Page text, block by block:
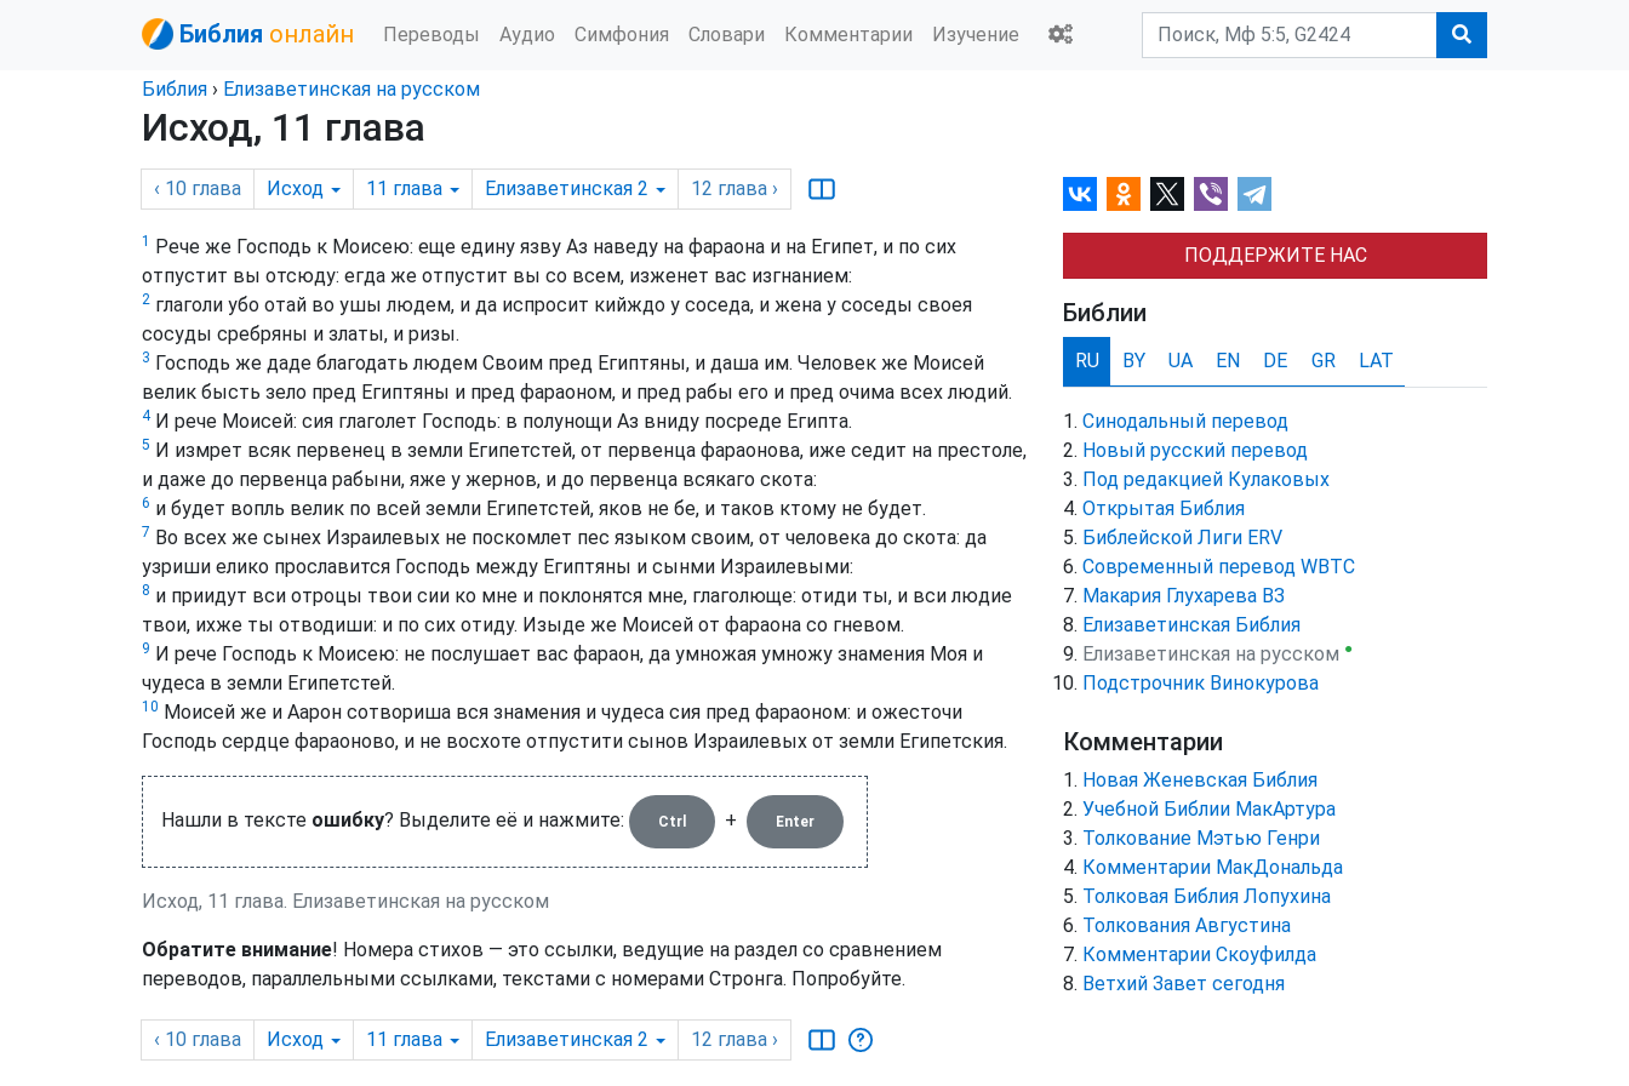
Библия онлайн Переводы Аудио Симфония Словари Комментарии Изучение
Библия › Елизаветинская на русском
Исход, 11 глава
‹ 10 глава Исход 11 глава Елизаветинская 2 12 глава ›
1 Рече же Господь к Моисею: еще едину язву Аз наведу на фараона и на Египет, и по сих
отпустит вы отсюду: егда же отпустит вы со всем, изженет вас изгнанием:
2 глаголи убо отай во ушы людем, и да испросит кийждо у соседа, и жена у соседы своея
сосуды сребряны и златы, и ризы.
3 Господь же даде благодать людем Своим пред Египтяны, и даша им. Человек же Моисей
велик бысть зело пред Египтяны и пред фараоном, и пред рабы его и пред очима всех людий.
4И рече Моисей: сия глаголет Господь: в полунощи Аз вниду посреде Египта.
5 И измрет всяк первенец в земли Египетстей, от первенца фараонова, иже седит на престоле,
и даже до первенца рабыни, яже у жернов, и до первенца всякаго скота:
6 и будет вопль велик по всей земли Египетстей, яков не бе, и таков ктому не будет.
7 Во всех же сынех Израилевых не поскомлет пес языком своим, от человека до скота: да
узриши елико прославится Господь между Египтяны и сынми Израилевыми:
8 и приидут вси отроцы твои сии ко мне и поклонятся мне, глаголюще: отиди ты, и вси людие
твои, ихже ты отводиши: и по сих отиду. Изыде же Моисей от фараона со гневом.
9 И рече Господь к Моисею: не послушает вас фараон, да умножая умножу знамения Моя и
чудеса в земли Египетстей.
10 Моисей же и Аарон сотвориша вся знамения и чудеса сия пред фараоном: и ожесточи
Господь сердце фараоново, и не восхоте отпустити сынов Израилевых от земли Египетския.
Нашли в тексте ошибку? Выделите её и нажмите: Ctrl + Enter
Исход, 11 глава. Елизаветинская на русском
Обратите внимание! Номера стихов — это ссылки, ведущие на раздел со сравнением
переводов, параллельными ссылками, текстами с номерами Стронга. Попробуйте.
‹ 10 глава Исход 11 глава Елизаветинская 2 12 глава ›
ПОДДЕРЖИТЕ НАС
Библии
RU BY UA EN DE GR LAT
Синодальный перевод
Новый русский перевод
Под редакцией Кулаковых
Открытая Библия
Библейской Лиги ERV
Cовременный перевод WBTC
Макария Глухарева ВЗ
Елизаветинская Библия
Елизаветинская на русском ●
Подстрочник Винокурова
Комментарии
Новая Женевская Библия
Учебной Библии МакАртура
Толкование Мэтью Генри
Комментарии МакДональда
Толковая Библия Лопухина
Толкования Августина
Комментарии Скоуфилда
Ветхий Завет сегодня